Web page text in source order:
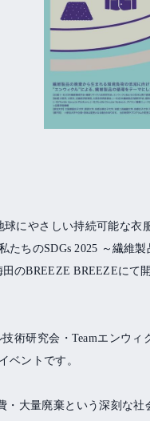
にやさしい持続可能な衣
たちのSDGs 2025 ～繊維
田のBREEZE BREEZEにて
術研究会・ Teamエンウィ
ベントです。
・大量廃棄という深刻な